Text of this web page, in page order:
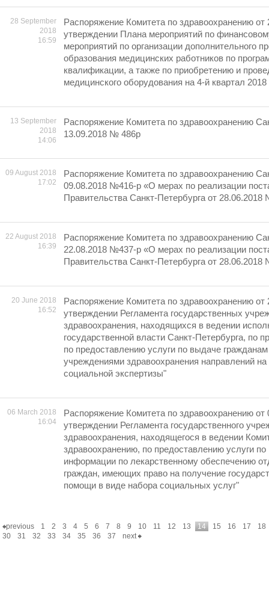
28 September
2018
16:59
Распоряжение Комитета по здравоохранению
утверждении Плана мероприятий по
мероприятий по организации дополнительного
образования медицинских работников по
квалификации, а также по приобретению и
медицинского оборудования на 4-й квартал 2018
13 September
2018
14:06
Распоряжение Комитета по здравоохранению
13.09.2018 № 486р
09 August 2018
17:02
Распоряжение Комитета по здравоохранению
09.08.2018 №416-р «О мерах по реализации
Правительства Санкт-Петербурга от 28.06.2018
22 August 2018
16:39
Распоряжение Комитета по здравоохранению
22.08.2018 №437-р «О мерах по реализации
Правительства Санкт-Петербурга от 28.06.2018
20 June 2018
16:52
Распоряжение Комитета по здравоохранению
утверждении Регламента государственных
здравоохранения, находящихся в ведении
государственной власти Санкт-Петербурга, по
по предоставлению услуги по выдаче
учреждениями здравоохранения направлений
социальной экспертизы"
06 March 2018
16:04
Распоряжение Комитета по здравоохранению
утверждении Регламента государственного
здравоохранения, находящегося в ведении
здравоохранению, по предоставлению услуги
информации по лекарственному обеспечению
граждан, имеющих право на получение
помощи в виде набора социальных услуг"
previous 1 2 3 4 5 6 7 8 9 10 11 12 13 14 15 16 17
18
30
31 32 33 34 35 36 37 next